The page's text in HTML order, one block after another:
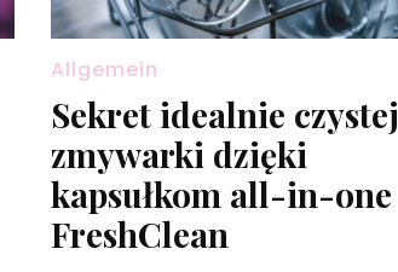
Allgemein
Sekret idealnie czystej
zmywarki dzięki
kapsułkom all-in-one
FreshClean